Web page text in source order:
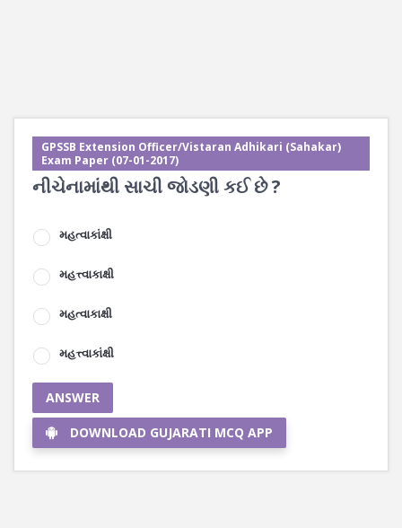
GPSSB Extension Officer/Vistaran Adhikari (Sahakar)
Exam Paper (07-01-2017)
નીચેનામાંથી સાચી જોડણી કઈ છે ?
મહત્વાકાંક્ષી
મહત્ત્વાકાક્ષી
મહત્વાકાક્ષી
મહત્ત્વાકાંક્ષી
ANSWER
DOWNLOAD GUJARATI MCQ APP